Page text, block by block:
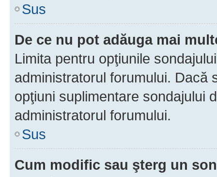
Sus
De ce nu pot adăuga mai
Limita pentru opţiunile
administratorul forumului. Dacă
opţiuni suplimentare sondajului
administratorul forumului.
Sus
Cum modific sau şterg un